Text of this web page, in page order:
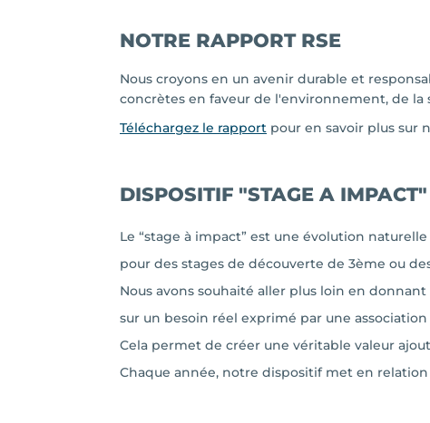
NOTRE RAPPORT RSE
Nous croyons en un avenir durable et
concrètes en faveur de l'environnement, de
Téléchargez le rapport pour en savoir plus sur
DISPOSITIF "STAGE A IMPACT"
Le “stage à impact” est une évolution
pour des stages de découverte de 3ème ou
Nous avons souhaité aller plus loin en
sur un besoin réel exprimé par une association
Cela permet de créer une véritable valeur
Chaque année, notre dispositif met en